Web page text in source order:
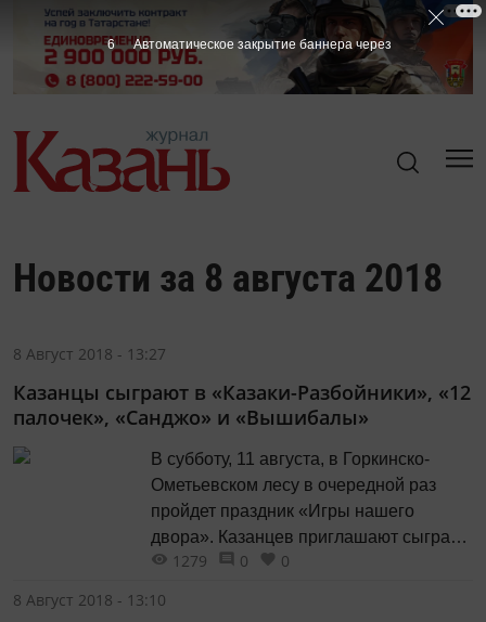
Новости за 8 августа 2018
8 Август 2018 - 13:27
Казанцы сыграют в «Казаки-Разбойники», «12
палочек», «Санджо» и «Вышибалы»
В субботу, 11 августа, в Горкинско-
Ометьевском лесу в очередной раз
пройдет праздник «Игры нашего
двора». Казанцев приглашают сыграть
в «Казаки-Разбойники», «12 палочек»,
1279 0
0
8 Август 2018 - 13:10
5 Автоматическое закрытие баннера через